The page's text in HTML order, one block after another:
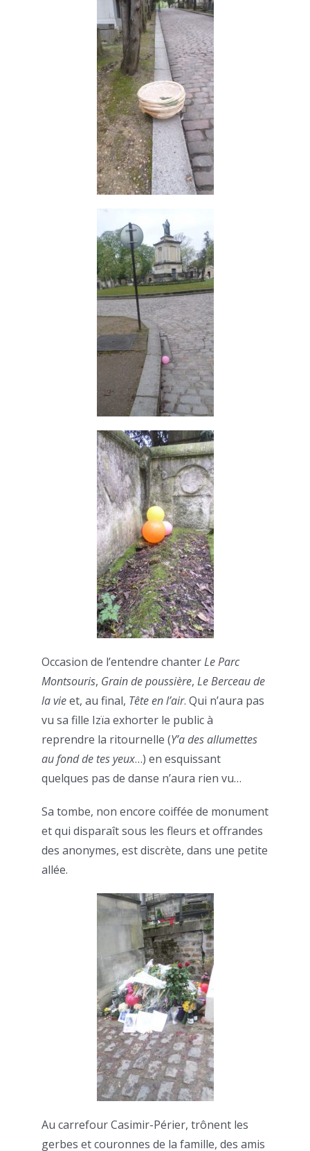
Occasion de l’entendre chanterLe Parc
Montsouris, Grain de poussière, Le Berceau de
la vieet, au final, Tête en l’air. Qui n’aura pas
vu sa fille Izïa exhorter le public à
reprendre la ritournelle (Y’a des allumettes
au fond de tes yeux…) en esquissant
quelques pas de danse n’aura rien vu…
Sa tombe, non encore coiffée de monument
et qui disparaît sous les fleurs et offrandes
des anonymes, est discrète, dans une petite
allée.
Au carrefour Casimir-Périer, trônent les
gerbes et couronnes de la famille, des amis